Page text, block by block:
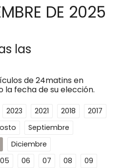
DE 2025
las
de 24matins en
la fecha de su elección.
2023 2021 2018
2017
Septiembre
Diciembre
05 06 07 08
09